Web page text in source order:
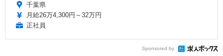
千葉県
月給26万4,300円～32万円
正社員
Sponsored by